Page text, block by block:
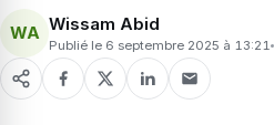
WA Wissam Abid
Publié le 6 septembre 2025 à 13:21